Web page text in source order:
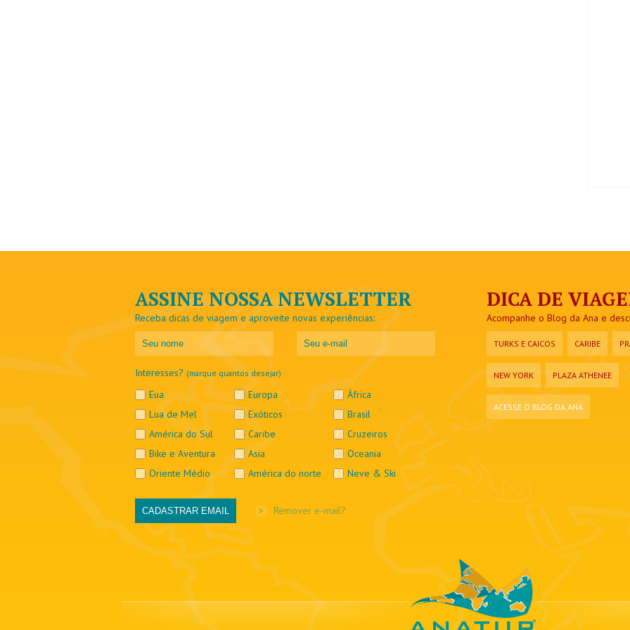
ASSINE NOSSA NEWSLETTER
Receba dicas de viagem e aproveite novas experiências:
Interesses? (marque quantos desejar)
Eua Europa
África
Lua de Mel
Exóticos
Brasil
América do Sul
Caribe
Cruzeiros
Bike e Aventura
Asia
Oceania
Oriente Médio
América do norte Neve & Ski
> Remover e-mail?
DICA DE
Acompanhe o Blog da Ana e
TURKS E CAICOS CARIBE
NEW YORK PLAZA ATHENEE
ACESSE O BLOG DA ANA